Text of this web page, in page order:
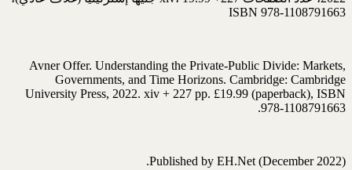
ISBN 978-1108791663
Avner Offer. Understanding the Private-Public Divide: Markets,
Governments, and Time Horizons. Cambridge: Cambridge
University Press, 2022. xiv + 227 pp. £19.99 (paperback), ISBN
978-1108791663.
Published by EH.Net (December 2022).